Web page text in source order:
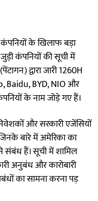
के खिलाफ बड़ा
कंपनियों की सूची में
द्वारा जारी 1260H
Baidu, BYD, NIO और
के नाम जोड़े गए हैं।
और सरकारी एजेंसियों
बारे में अमेरिका का
संबंध हैं। सूची में शामिल
अनुबंध और कारोबारी
का सामना करना पड़